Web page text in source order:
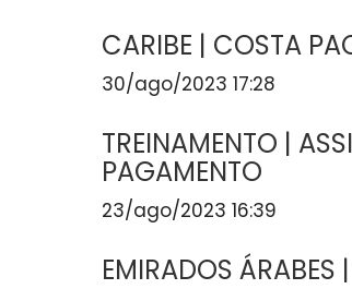
CARIBE | COSTA
30/ago/2023 17:28
TREINAMENTO |
PAGAMENTO
23/ago/2023 16:39
EMIRADOS